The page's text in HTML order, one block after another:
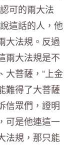
可的兩大法
這話的人，他
大法規。反過
兩大法規是不
大菩薩，“上金
難得了大菩薩
信眾們，證明
可是他連這一
法規，那只能